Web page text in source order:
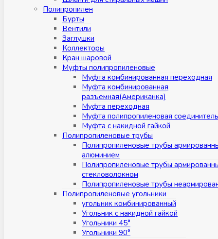
Полипропилен
Бурты
Вентили
Заглушки
Коллекторы
Кран шаровой
Муфты полипропиленовые
Муфта комбинированная переходная
Муфта комбинированная
разъемная(Американка)
Муфта переходная
Муфта полипропиленовая
Муфта с накидной гайкой
Полипропиленовые трубы
Полипропиленовые трубы
алюминием
Полипропиленовые трубы
стекловолокном
Полипропиленовые трубы
Полипропиленовые угольники
угольник комбинированный
Угольник с накидной гайкой
Угольники 45°
Угольники 90°